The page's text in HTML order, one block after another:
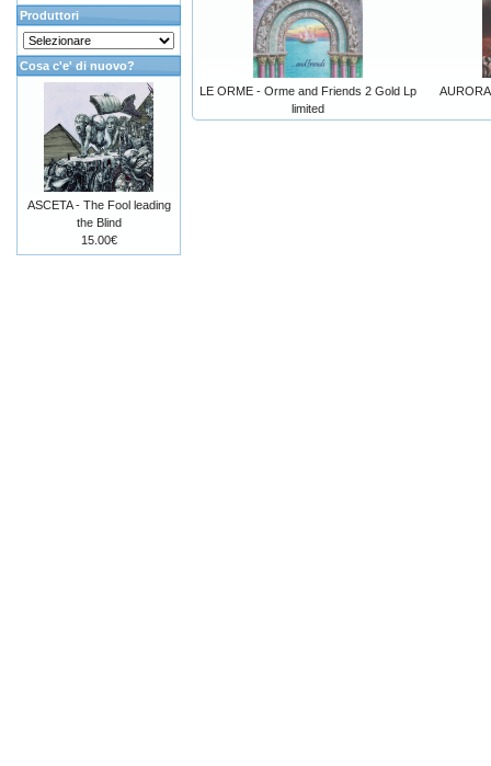
LE ORME - Orme and Friends 2 Gold Lp
limited
Produttori
Cosa c'e' di nuovo?
ASCETA - The Fool leading
the Blind
15.00€